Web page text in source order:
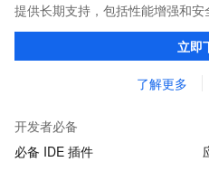
提供长期支持，包括性能增强和
准，您可以在任何常用操作系统
macOS）上开发 Java 应用程序。
立即
了解更多
开发者必备
必备 IDE 插件